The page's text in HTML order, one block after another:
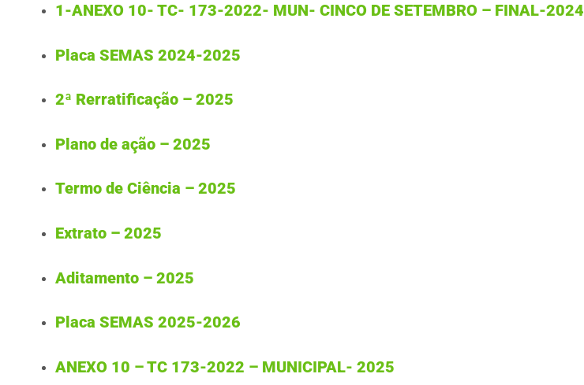
1-ANEXO 10- TC- 173-2022- MUN- CINCO DE SETEMBRO – FINAL-2024
Placa SEMAS 2024-2025
2ª Rerratificação – 2025
Plano de ação – 2025
Termo de Ciência – 2025
Extrato – 2025
Aditamento – 2025
Placa SEMAS 2025-2026
ANEXO 10 – TC 173-2022 – MUNICIPAL- 2025